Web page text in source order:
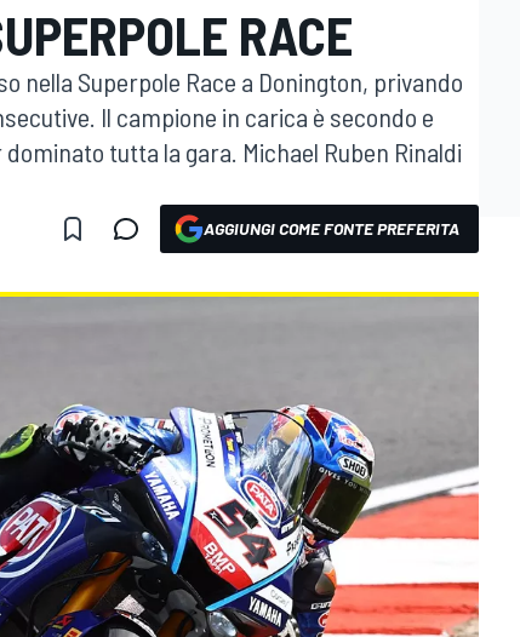
RACE
nella Superpole Race a Donington, privando
Il campione in carica è secondo e
tutta la gara. Michael Ruben Rinaldi
AGGIUNGI COME FONTE PREFERITA